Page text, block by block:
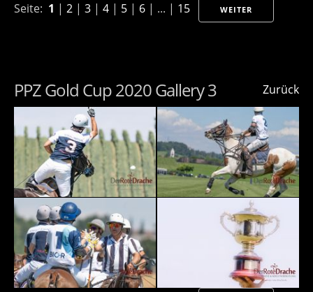
Seite: 1 | 2 | 3 | 4 | 5 | 6 | ... | 15 WEITER
Zurück
PPZ Gold Cup 2020 Gallery 3